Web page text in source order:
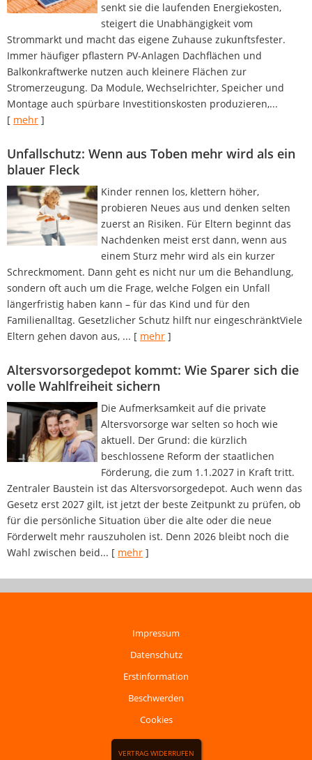
senkt sie die laufenden Energiekosten,
steigert die Unabhängigkeit vom
Strommarkt und macht das eigene Zuhause zukunftsfester.
Immer häufiger pflastern PV-Anlagen Dachflächen und
Balkonkraftwerke nutzen auch kleinere Flächen zur
Stromerzeugung. Da Module, Wechselrichter, Speicher und
Montage auch spürbare Investitionskosten produzieren,...
[ mehr ]
Unfallschutz: Wenn aus Toben mehr wird als ein
blauer Fleck
Kinder rennen los, klettern höher,
probieren Neues aus und denken selten
zuerst an Risiken. Für Eltern beginnt das
Nachdenken meist erst dann, wenn aus
einem Sturz mehr wird als ein kurzer
Schreckmoment. Dann geht es nicht nur um die Behandlung,
sondern oft auch um die Frage, welche Folgen ein Unfall
längerfristig haben kann – für das Kind und für den
Familienalltag. Gesetzlicher Schutz hilft nur eingeschränktViele
Eltern gehen davon aus, ... [ mehr ]
Altersvorsorge­depot kommt: Wie Sparer sich die
volle Wahlfreiheit sichern
Die Aufmerksamkeit auf die private
Altersvorsorge war selten so hoch wie
aktuell. Der Grund: die kürzlich
beschlossene Reform der staatlichen
Förderung, die zum 1.1.2027 in Kraft tritt.
Zentraler Baustein ist das Altersvorsorgedepot. Auch wenn das
Gesetz erst 2027 gilt, ist jetzt der beste Zeitpunkt zu prüfen, ob
für die persönliche Situation über die alte oder die neue
Förderwelt mehr rauszuholen ist. Denn 2026 bleibt noch die
Wahl zwischen beid... [ mehr ]
Impressum
Datenschutz
Erstinformation
Beschwerden
Cookies
VERTRAG WIDERRUFEN